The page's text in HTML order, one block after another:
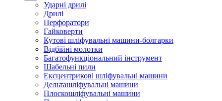
Ударні дрилі
Дрилі
Перфоратори
Гайковерти
Кутові шліфувальні машини-болгарки
Відбійні молотки
Багатофункціональний інструмент
Шабельні пили
Ексцентрикові шліфувальні машини
Дельташліфувальні машини
Плоскошліфувальні машини